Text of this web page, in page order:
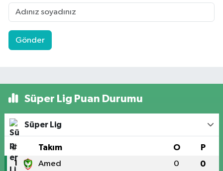
Gönder
Süper Lig Puan Durumu
Süper Lig
# Takım O P
1 Amed 0 0